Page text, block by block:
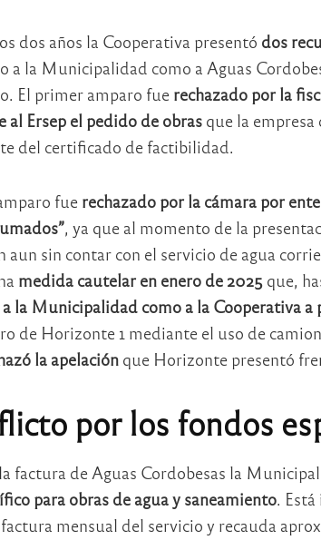
dos años la Cooperativa presentó dos
a la Municipalidad como a Aguas
El primer amparo fue rechazado por la
al Ersep el pedido de obrasque la empresa
del certificado de factibilidad.
fue rechazado por la cámara por
, ya que al momento de la
aun sin contar con el servicio de agua
medida cautelar en enero de 2025que,
la Municipalidad como a la Cooperativa a
de Horizonte 1 mediante el uso de
la apelaciónque Horizonte presentó
por los fondos
factura de Aguas Cordobesas la
para obras de agua y saneamiento. Está
factura mensual del servicio y recauda